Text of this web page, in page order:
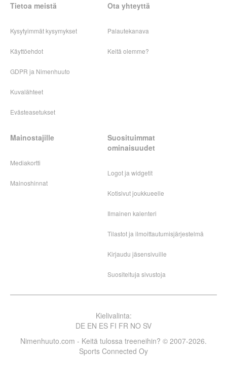
Tietoa meistä
Kysytyimmät kysymykset
Käyttöehdot
GDPR ja Nimenhuuto
Kuvalähteet
Evästeasetukset
Ota yhteyttä
Palautekanava
Keitä olemme?
Mainostajille
Mediakortti
Mainoshinnat
Suosituimmat
ominaisuudet
Logot ja widgetit
Kotisivut joukkueelle
Ilmainen kalenteri
Tilastot ja ilmoittautumisjärjestelmä
Kirjaudu jäsensivuille
Suositeltuja sivustoja
Kielivalinta:
DE EN ES FI FR NO SV
Nimenhuuto.com - Keitä tulossa treeneihin? © 2007-2026.
Sports Connected Oy